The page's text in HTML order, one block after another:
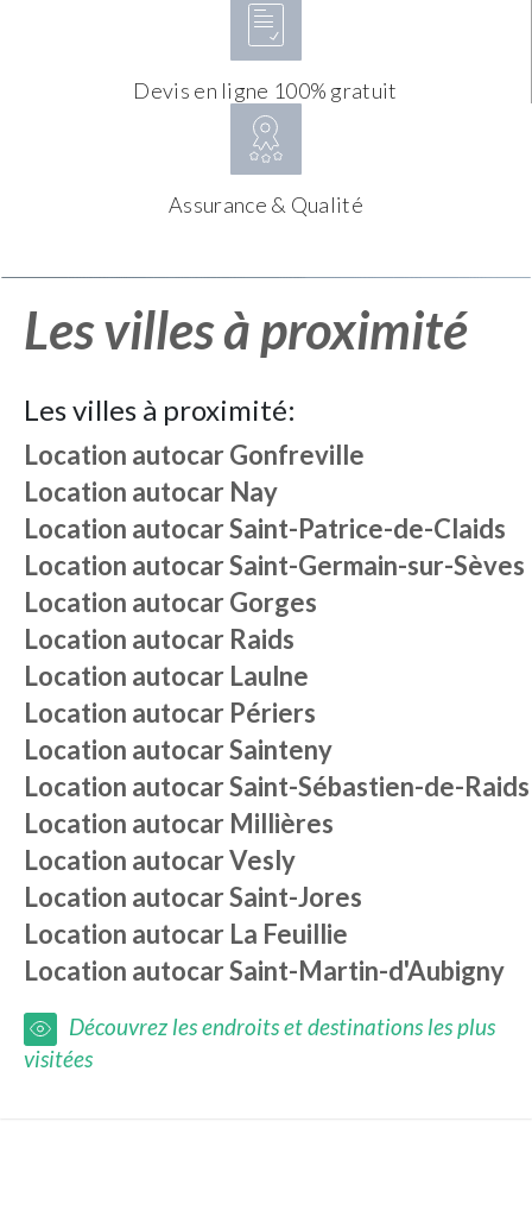
Devis en ligne 100% gratuit
Assurance & Qualité
Les villes à proximité
Les villes à proximité:
Location autocarGonfreville
Location autocar Nay
Location autocarSaint-Patrice-de-Claids
Location autocarSaint-Germain-sur-Sèves
Location autocarGorges
Location autocar Raids
Location autocar Laulne
Location autocar Périers
Location autocarSainteny
Location autocarSaint-Sébastien-de-Raids
Location autocar Millières
Location autocarVesly
Location autocarSaint-Jores
Location autocar La Feuillie
Location autocarSaint-Martin-d'Aubigny
Découvrez les endroits et destinations les plus
visitées